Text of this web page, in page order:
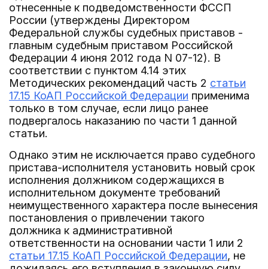
отнесенные к подведомственности ФССП
России (утверждены Директором
Федеральной службы судебных приставов -
главным судебным приставом Российской
Федерации 4 июня 2012 года N 07-12). В
соответствии с пунктом 4.14 этих
Методических рекомендаций часть 2 статьи
17.15 КоАП Российской Федерации применима
только в том случае, если лицо ранее
подвергалось наказанию по части 1 данной
статьи.
Однако этим не исключается право судебного
пристава-исполнителя установить новый срок
исполнения должником содержащихся в
исполнительном документе требований
неимущественного характера после вынесения
постановления о привлечении такого
должника к административной
ответственности на основании части 1 или 2
статьи 17.15 КоАП Российской Федерации, не